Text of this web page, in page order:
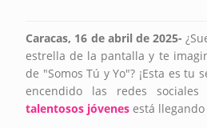
Caracas, 16 de abril de 2025-
estrella de la pantalla y te
de "Somos Tú y Yo"? ¡Esta es tu
encendido las redes
talentosos jóvenes está